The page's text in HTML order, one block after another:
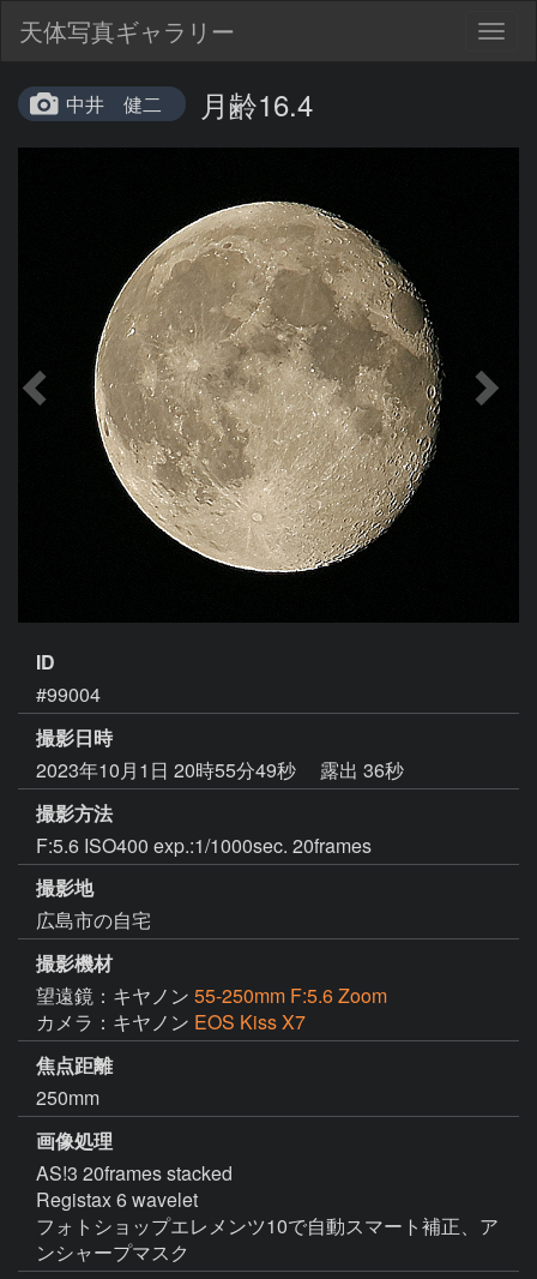
天体写真ギャラリー
中井 健二 月齢16.4
ID
#99004
撮影日時
2023年10月1日 20時55分49秒
露出 36秒
撮影方法
F:5.6 ISO400 exp.:1/1000sec. 20frames
撮影地
広島市の自宅
撮影機材
望遠鏡：キヤノン 55-250mm F:5.6 Zoom
カメラ：キヤノン EOS Kiss X7
焦点距離
250mm
画像処理
AS!3 20frames stacked
Registax 6 wavelet
フォトショップエレメンツ10で自動スマート補正、ア
ンシャープマスク